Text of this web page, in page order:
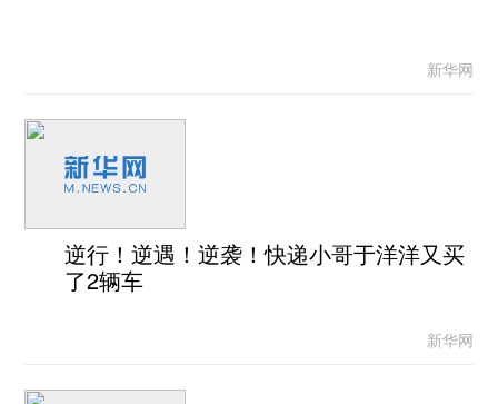
新华网
逆行！逆遇！逆袭！快递小哥于洋洋又买
了2辆车
新华网